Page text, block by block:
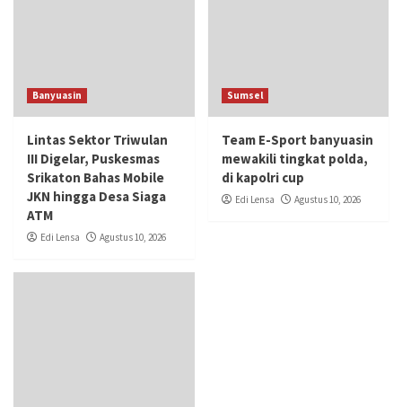
Banyuasin
Lintas Sektor Triwulan
III Digelar, Puskesmas
Srikaton Bahas Mobile
JKN hingga Desa Siaga
ATM
Edi Lensa Agustus 10, 2026
Sumsel
Team E-Sport banyuasin
mewakili tingkat polda,
di kapolri cup
Edi Lensa Agustus 10, 2026